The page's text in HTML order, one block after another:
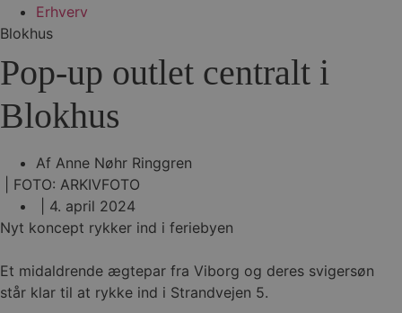
Erhverv
Blokhus
Pop-up outlet centralt i
Blokhus
Af Anne Nøhr Ringgren
| FOTO: ARKIVFOTO
4. april 2024
Nyt koncept rykker ind i feriebyen
Et midaldrende ægtepar fra Viborg og deres svigersøn
står klar til at rykke ind i Strandvejen 5.